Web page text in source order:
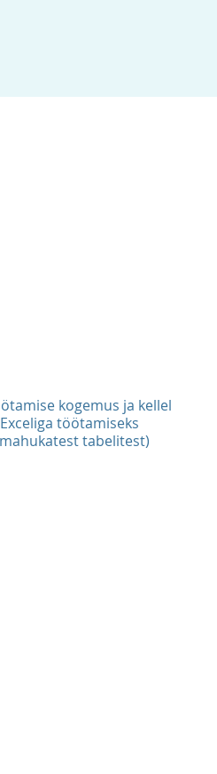
kogemus ja kellel
töötamiseks
tabelitest)